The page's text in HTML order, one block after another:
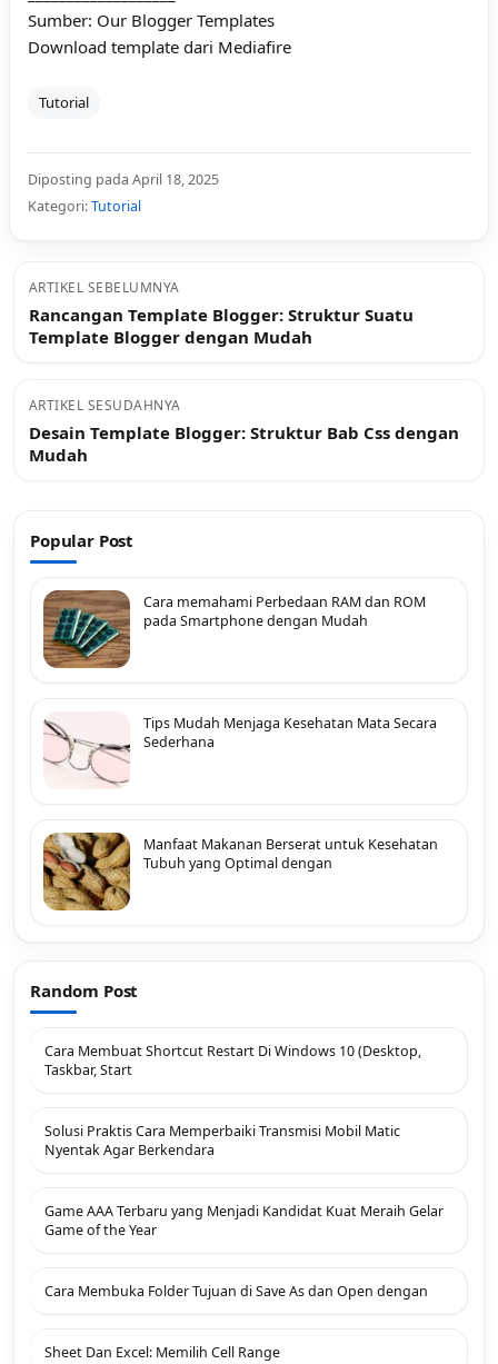
Sumber: Our Blogger Templates
Download template dari Mediafire
Tutorial
Diposting pada April 18, 2025
Kategori:Tutorial
ARTIKEL SEBELUMNYA
Rancangan Template Blogger: Struktur Suatu
Template Blogger dengan Mudah
ARTIKEL SESUDAHNYA
Desain Template Blogger: Struktur Bab Css dengan
Mudah
Popular Post
Cara memahami Perbedaan RAM dan ROM
pada Smartphone dengan Mudah
Tips Mudah Menjaga Kesehatan Mata Secara
Sederhana
Manfaat Makanan Berserat untuk Kesehatan
Tubuh yang Optimal dengan
Random Post
Cara Membuat Shortcut Restart Di Windows 10 (Desktop,
Taskbar, Start
Solusi Praktis Cara Memperbaiki Transmisi Mobil Matic
Nyentak Agar Berkendara
Game AAA Terbaru yang Menjadi Kandidat Kuat Meraih Gelar
Game of the Year
Cara Membuka Folder Tujuan di Save As dan Open dengan
Sheet Dan Excel: Memilih Cell Range